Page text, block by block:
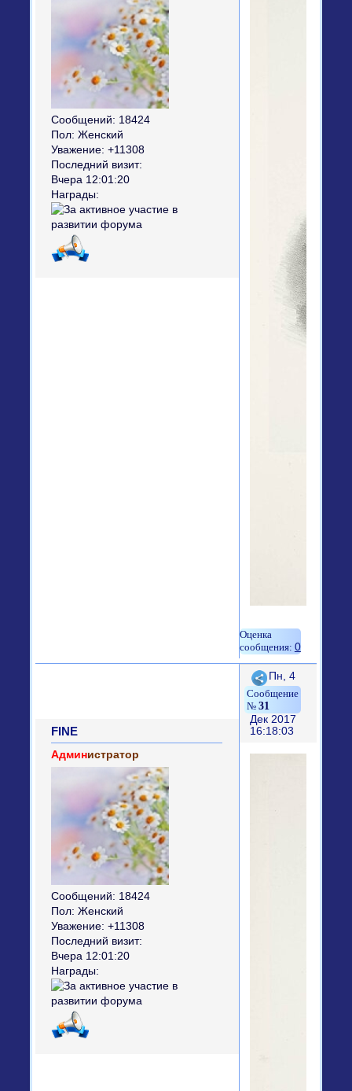
Сообщений: 18424
Пол: Женский
Уважение: +11308
Последний визит:
Вчера 12:01:20
Награды:
0
Поделиться
31
Пн, 4
Дек 2017
16:18:03
FINE
Администратор
Сообщений: 18424
Пол: Женский
Уважение: +11308
Последний визит:
Вчера 12:01:20
Награды: